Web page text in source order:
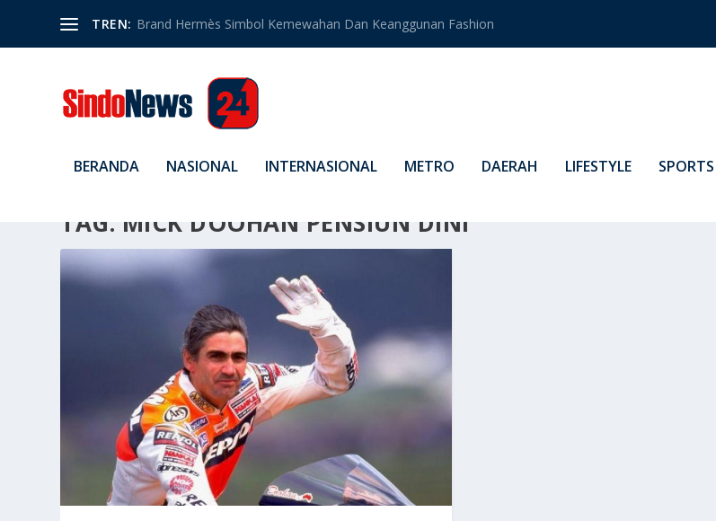
TREN: Brand Hermès Simbol Kemewahan Dan Keanggunan Fashion
BERANDA NASIONAL INTERNASIONAL METRO DAERAH LIFESTYLE SPORTS
TAG: MICK DOOHAN PENSIUN DINI